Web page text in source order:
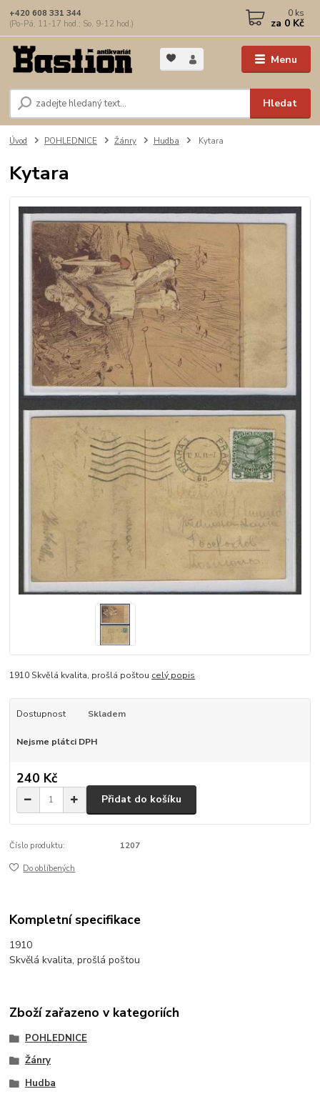
Menu
Hledat
+420 608 331 344
(Po-Pá, 11-17 hod.; So, 9-12 hod.)
0 ks
za 0 Kč
Úvod POHLEDNICE Žánry Hudba Kytara
Kytara
1910 Skvělá kvalita, prošlá poštou celý popis
Dostupnost Skladem
Nejsme plátci DPH
240 Kč
Přidat do košíku
Číslo produktu: 1207
Do oblíbených
Kompletní specifikace
1910
Skvělá kvalita, prošlá poštou
Zboží zařazeno v kategoriích
POHLEDNICE
Žánry
Hudba